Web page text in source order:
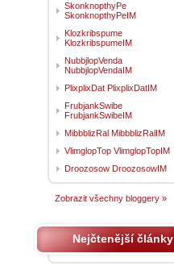
SkonknopthyPe
SkonknopthyPeIM
Klozkribspume
KlozkribspumeIM
NubbjlopVenda
NubbjlopVendaIM
PlixplixDat PlixplixDatIM
FrubjankSwibe
FrubjankSwibeIM
MibbblizRal MibbblizRalIM
VlimglopTop VlimglopTopIM
Droozosow DroozosowIM
Zobrazit všechny bloggery »
Nejčtenější články